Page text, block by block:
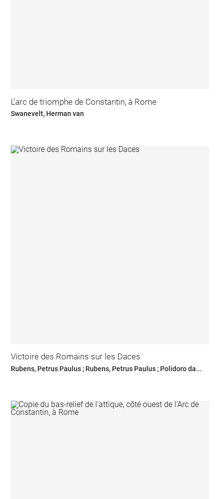
L'arc de triomphe de Constantin, à Rome
Swanevelt, Herman van
Victoire des Romains sur les Daces
Rubens, Petrus Paulus ; Rubens, Petrus Paulus ; Polidoro da...